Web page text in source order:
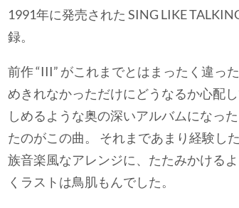
1991年に発売された SING LIKE
録。
前作 “III” がこれまでとはまったく違っ
めきれなかっただけにどうなるか心配
しめるような奥の深いアルバムになっ
たのがこの曲。 それまであまり経験し
族音楽風なアレンジに、たたみかける
くラストは鳥肌もんでした。